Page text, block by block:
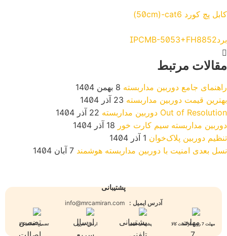
کابل پچ کورد 50cm)-cat6)
بردIPCMB-5053+FH8852
مقالات مرتبط
راهنمای جامع دوربین مداربسته 8 بهمن 1404
بهترین قیمت دوربین مداربسته 23 آذر 1404
Out of Resolution دوربین مداربسته
22 آذر 1404
دوربین مداربسته سیم کارت خور 18 آذر 1404
تنظیم دوربین پلاک‌خوان 1 آذر 1404
نسل بعدی امنیت با دوربین مداربسته هوشمند 7 آبان 1404
پشتیبانی
آدرس ایمیل :
مهلت 7 روزه بازگشت کالا پشتیبانی تلفنی ارسال سریع تضمین اصالت کالا